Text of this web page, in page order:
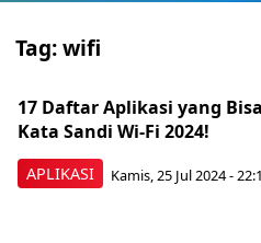
Tag:wifi
APLIKASI
17 Daftar Aplikasi yang
Kata Sandi Wi-Fi 2024!
Kamis, 25 Jul 2024 -